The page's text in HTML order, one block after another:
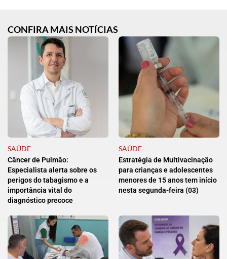
CONFIRA MAIS NOTÍCIAS
SAÚDE
Câncer de Pulmão:
Especialista alerta sobre os
perigos do tabagismo e a
importância vital do
diagnóstico precoce
SAÚDE
Estratégia de Multivacinação
para crianças e adolescentes
menores de 15 anos tem início
nesta segunda-feira (03)